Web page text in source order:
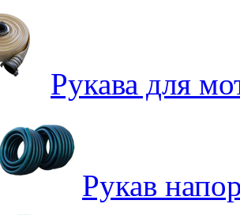
Рукава для
Рукав